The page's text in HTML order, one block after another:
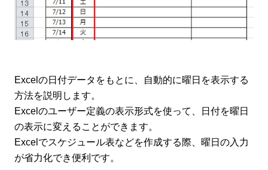
Excelの日付データをもとに、自動的に曜日を表示する
方法を説明します。
Excelのユーザー定義の表示形式を使って、日付を曜日
の表示に変えることができます。
Excelでスケジュール表などを作成する際、曜日の入力
が省力化でき便利です。